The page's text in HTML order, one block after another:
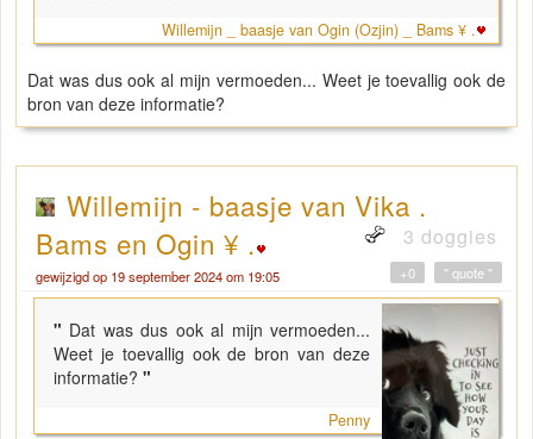
Willemijn _ baasje van Ogin (Ozjin) _ Bams ¥ .
Dat was dus ook al mijn vermoeden... Weet je toevallig ook de
bron van deze informatie?
Willemijn - baasje van Vika .
Bams en Ogin ¥ .
3 doggies
gewijzigd op 19 september 2024 om 19:05 " quote "
+0
" Dat was dus ook al mijn vermoeden...
Weet je toevallig ook de bron van deze
informatie? "
Penny